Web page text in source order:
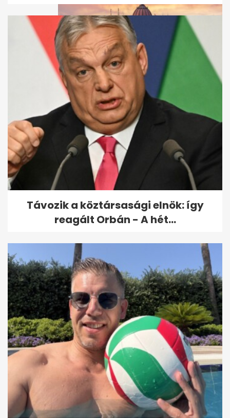
Blokád alá akarják vonni a
Parlamentet - A hét
legfontosabb...
Távozik a köztársasági elnök: így
reagált Orbán - A hét...